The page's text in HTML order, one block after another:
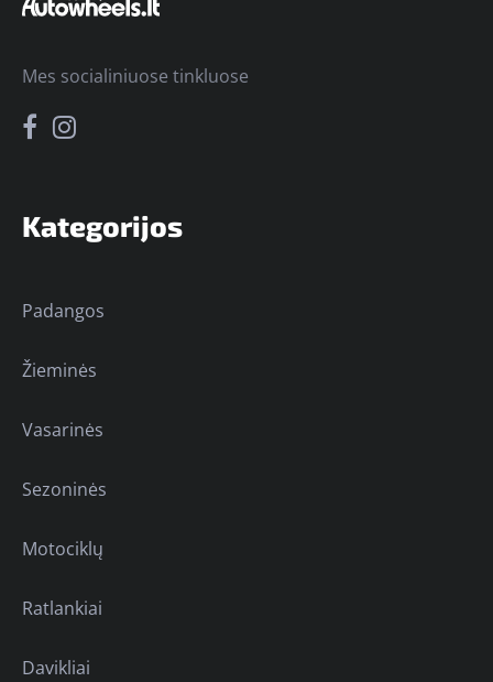
Kategorijos
Padangos
Žieminės
Vasarinės
Sezoninės
Motociklų
Ratlankiai
Davikliai
Mes socialiniuose tinkluose